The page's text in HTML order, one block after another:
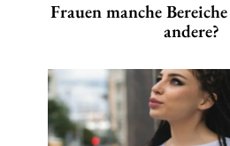
Frauen manche
andere?